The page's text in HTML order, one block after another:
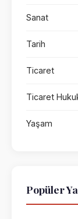
Sanat
Tarih
Ticaret
Ticaret
Yaşam
Popüler